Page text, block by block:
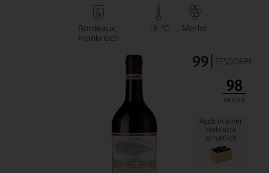
Bordeaux
Frankreich
18 °C Merlot
Auch in einer
Holzkiste
erhältlich